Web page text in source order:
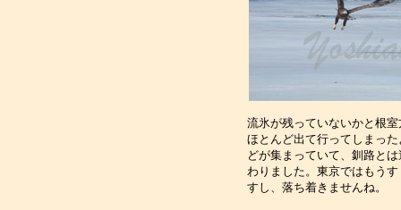
流氷が残っていないかと根
ほとんど出て行ってしまっ
どが集まっていて、釧路と
わりました。東京ではもう